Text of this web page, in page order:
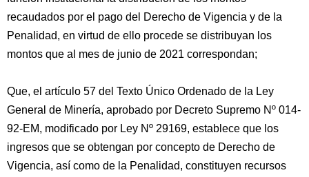
recaudados por el pago del Derecho de Vigencia y de la
Penalidad, en virtud de ello procede se distribuyan los
montos que al mes de junio de 2021 correspondan;
Que, el artículo 57 del Texto Único Ordenado de la Ley
General de Minería, aprobado por Decreto Supremo Nº 014-
92-EM, modificado por Ley Nº 29169, establece que los
ingresos que se obtengan por concepto de Derecho de
Vigencia, así como de la Penalidad, constituyen recursos